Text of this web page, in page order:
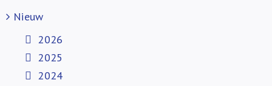
Nieuw
2026
2025
2024